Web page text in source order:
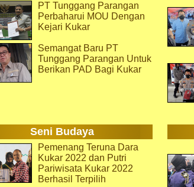
PT Tunggang Parangan
Perbaharui MOU Dengan
Kejari Kukar
Semangat Baru PT
Tunggang Parangan Untuk
Berikan PAD Bagi Kukar
Seni Budaya
Pemenang Teruna Dara
Kukar 2022 dan Putri
Pariwisata Kukar 2022
Berhasil Terpilih